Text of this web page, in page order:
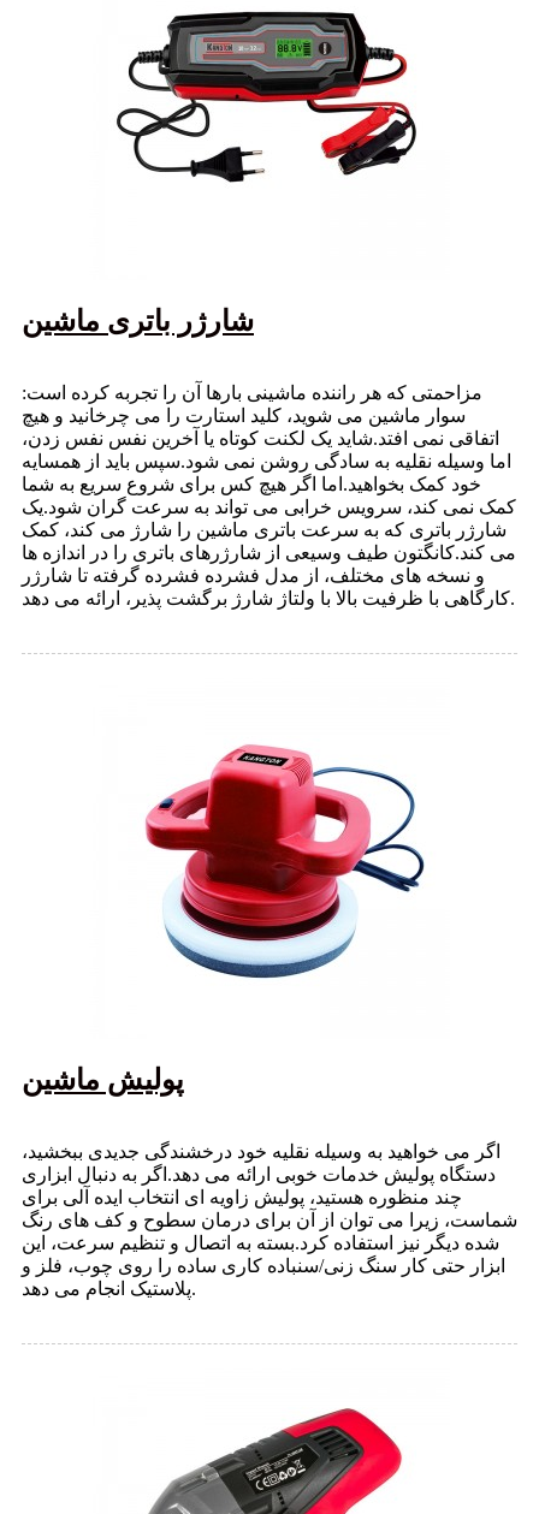
شارژر باتری ماشین
مزاحمتی که هر راننده ماشینی بارها آن را تجربه کرده است:
سوار ماشین می شوید، کلید استارت را می چرخانید و هیچ
اتفاقی نمی افتد.شاید یک لکنت کوتاه یا آخرین نفس نفس زدن،
اما وسیله نقلیه به سادگی روشن نمی شود.سپس باید از همسایه
خود کمک بخواهید.اما اگر هیچ کس برای شروع سریع به شما
کمک نمی کند، سرویس خرابی می تواند به سرعت گران شود.یک
شارژر باتری که به سرعت باتری ماشین را شارژ می کند، کمک
می کند.کانگتون طیف وسیعی از شارژرهای باتری را در اندازه ها
و نسخه های مختلف، از مدل فشرده فشرده گرفته تا شارژر
کارگاهی با ظرفیت بالا با ولتاژ شارژ برگشت پذیر، ارائه می دهد.
پولیش ماشین
اگر می خواهید به وسیله نقلیه خود درخشندگی جدیدی ببخشید،
دستگاه پولیش خدمات خوبی ارائه می دهد.اگر به دنبال ابزاری
چند منظوره هستید، پولیش زاویه ای انتخاب ایده آلی برای
شماست، زیرا می توان از آن برای درمان سطوح و کف های رنگ
شده دیگر نیز استفاده کرد.بسته به اتصال و تنظیم سرعت، این
ابزار حتی کار سنگ زنی/سنباده کاری ساده را روی چوب، فلز و
پلاستیک انجام می دهد.